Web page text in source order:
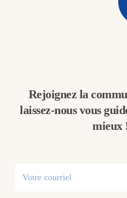
Rejoignez la
laissez-nous vous
mieux